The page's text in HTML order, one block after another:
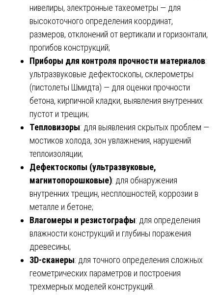
нивелиры, электронные тахеометры — для
высокоточного определения координат,
размеров, отклонений от вертикали и горизонтали,
прогибов конструкций;
Приборы для контроля прочности материалов:
ультразвуковые дефектоскопы, склерометры
(пистолеты Шмидта) — для оценки прочности
бетона, кирпичной кладки, выявления внутренних
пустот и трещин;
Тепловизоры: для выявления скрытых проблем —
мостиков холода, зон увлажнения, нарушений
теплоизоляции;
Дефектоскопы (ультразвуковые,
магнитопорошковые): для обнаружения
внутренних трещин, несплошностей, коррозии в
металле и бетоне;
Влагомеры и резистографы: для определения
влажности конструкций и глубины поражения
древесины;
3D-сканеры: для точного определения сложных
геометрических параметров и построения
трехмерных моделей конструкций.